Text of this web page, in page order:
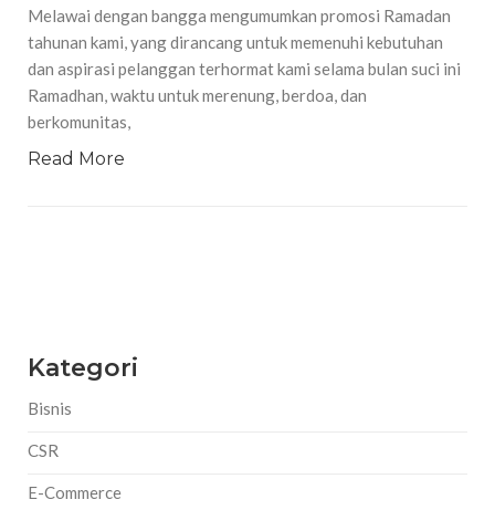
Melawai dengan bangga mengumumkan promosi Ramadan
tahunan kami, yang dirancang untuk memenuhi kebutuhan
dan aspirasi pelanggan terhormat kami selama bulan suci ini
Ramadhan, waktu untuk merenung, berdoa, dan
berkomunitas,
Read More
Kategori
Bisnis
CSR
E-Commerce